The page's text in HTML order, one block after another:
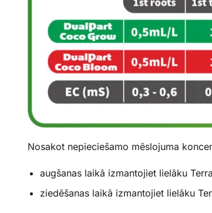
Nosakot nepieciešamo mēslojuma
augšanas laikā izmantojiet lielāku
ziedēšanas laikā izmantojiet lielāku